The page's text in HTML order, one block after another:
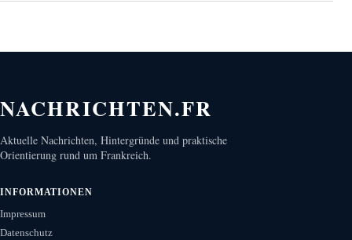
NACHRICHTEN.FR
Aktuelle Nachrichten, Hintergründe und praktische
Orientierung rund um Frankreich.
INFORMATIONEN
Impressum
Datenschutz